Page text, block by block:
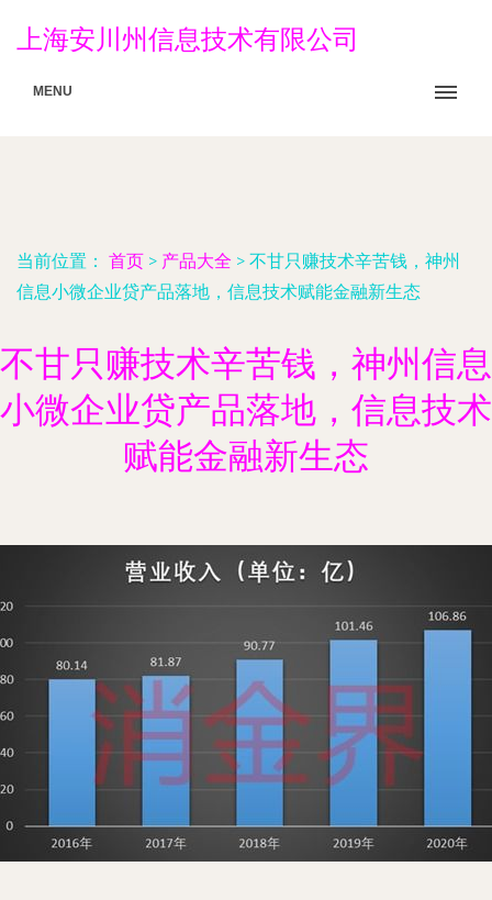
上海安川州信息技术有限公司
MENU
当前位置： 首页 > 产品大全 > 不甘只赚技术辛苦钱，神州
信息小微企业贷产品落地，信息技术赋能金融新生态
不甘只赚技术辛苦钱，神州信息
小微企业贷产品落地，信息技术
赋能金融新生态